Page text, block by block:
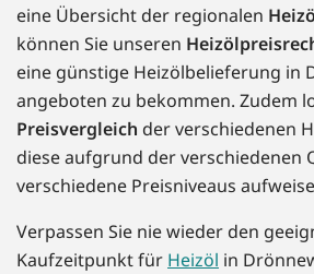
eine Übersicht der regionalen
können Sie unseren
eine günstige Heizölbelieferung in
angeboten zu bekommen. Zudem
Preisvergleich der verschiedenen
diese aufgrund der verschiedenen
verschiedene Preisniveaus
Verpassen Sie nie wieder den
Kaufzeitpunkt für Heizöl in